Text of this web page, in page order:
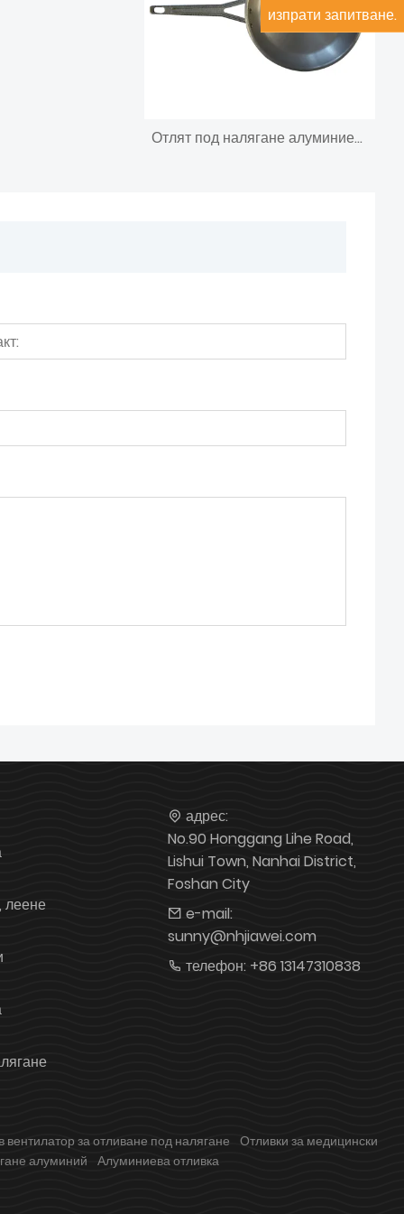
Отлят под налягане алуминиев корпус за желязна кутия за електроника
леене
адрес:
No.90 Honggang Lihe Road,
Lishui Town, Nanhai District,
Foshan City
e-mail:
sunny@nhjiawei.com
телефон: +86 13147310838
за отливане под налягане
Отливки за медицински
алуминий Алуминиева отливка
изпрати запитване.